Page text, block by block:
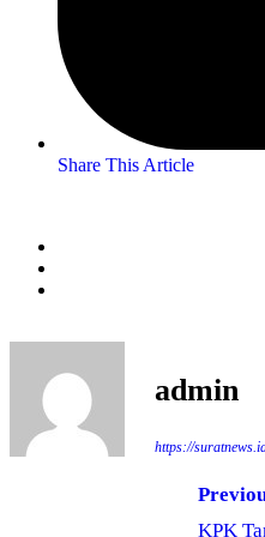
Share This Article
admin
https://
KPK